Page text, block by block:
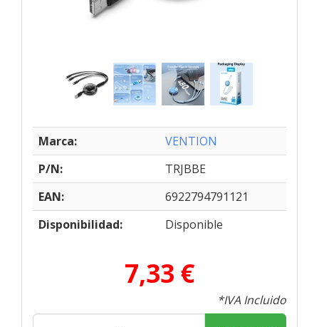
Marca:
VENTION
P/N:
TRJBBE
EAN:
6922794791121
Disponibilidad:
Disponible
7,33 €
*IVA Incluido